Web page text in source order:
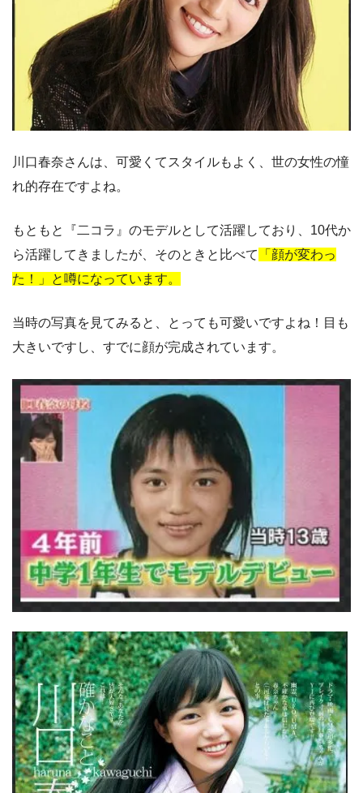
川口春奈さんは、可愛くてスタイルもよく、世の女性の憧
れ的存在ですよね。
もともと『二コラ』のモデルとして活躍しており、10代か
ら活躍してきましたが、そのときと比べて
「顔が変わっ
た！」と噂になっています。
当時の写真を見てみると、とっても可愛いですよね！目も
大きいですし、すでに顔が完成されています。